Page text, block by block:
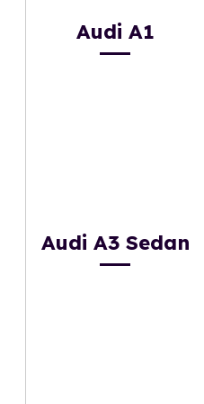
Audi A1
Audi A3 Sedan